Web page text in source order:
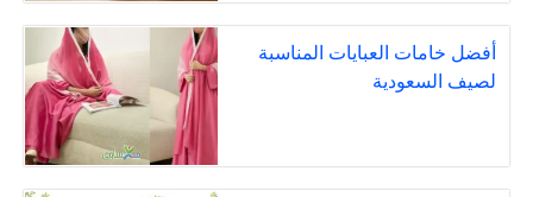
أفضل خامات العبايات المناسبة
لصيف السعودية